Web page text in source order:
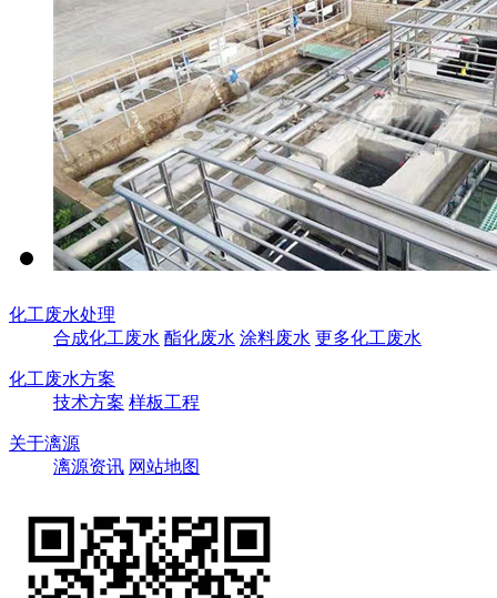
化工废水处理
合成化工废水 酯化废水 涂料废水 更多化工废水
化工废水方案
技术方案 样板工程
关于漓源
漓源资讯 网站地图